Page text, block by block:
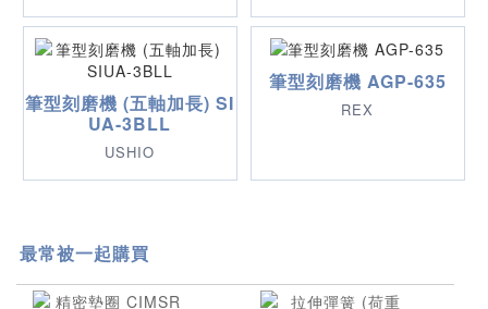
筆型刻磨機 (五軸加長) SI
UA-3BLL
USHIO
筆型刻磨機 AGP-635
REX
最常被一起購買